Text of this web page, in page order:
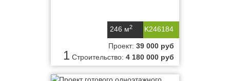
K246184
246 м2
1
Проект: 39 000 руб
Строительство: 4 180 000 руб